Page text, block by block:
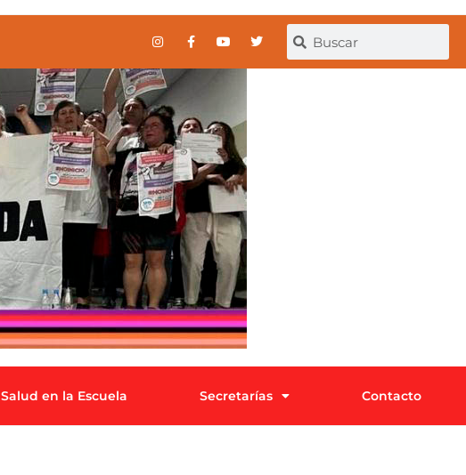
Salud en la Escuela Secretarías Contacto